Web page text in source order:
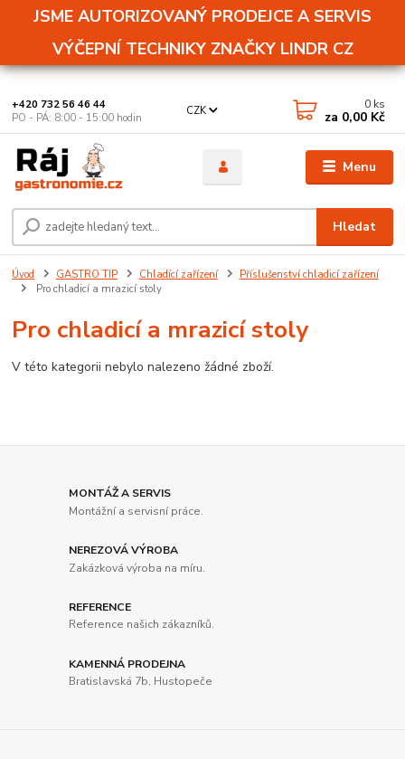
JSME AUTORIZOVANÝ PRODEJCE A SERVIS
VÝČEPNÍ TECHNIKY ZNAČKY LINDR CZ
Menu
CZK
Hledat
+420 732 56 46 44
PO - PÁ: 8:00 - 15:00 hodin
0 ks
za 0,00 Kč
Úvod GASTRO TIP Chladící zařízení
Příslušenství chladicí zařízení
Pro chladicí a mrazicí stoly
Pro chladicí a mrazicí stoly
V této kategorii nebylo nalezeno žádné zboží.
MONTÁŽ A SERVIS
Montážní a servisní práce.
NEREZOVÁ VÝROBA
Zakázková výroba na míru.
REFERENCE
Reference našich zákazníků.
KAMENNÁ PRODEJNA
Bratislavská 7b, Hustopeče